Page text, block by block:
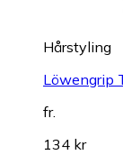
Hårstyling
Löwengrip
fr.
134 kr